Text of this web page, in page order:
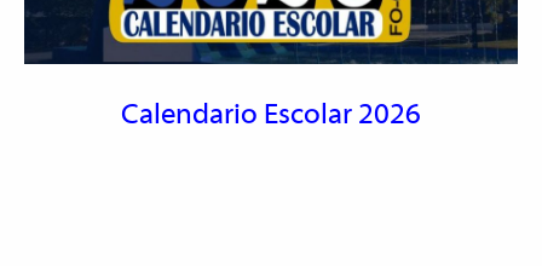
Calendario Escolar 2026